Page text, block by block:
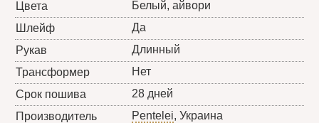
Цвета
Белый, айвори
Шлейф
Да
Рукав
Длинный
Трансформер
Нет
Срок пошива
28 дней
Производитель
Pentelei, Украина